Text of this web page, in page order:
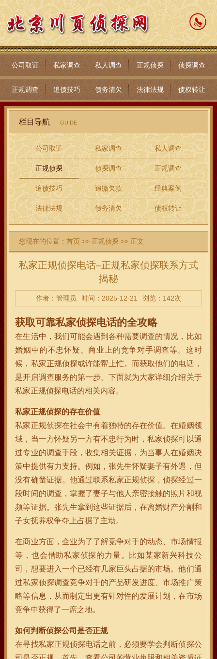
公司取证 私家调查 私人调查 正规侦探 侦探调查
正规调查 追债技巧 债务清欠 法律法规 债权转让
栏目导航 GUIDE
公司取证 私家调查 私人调查
正规侦探 侦探调查 正规调查
追债技巧 追缴欠款 经典案例
法律法规 债务清欠 债权转让
您现在的位置：首页 >> 正规侦探 >> 正文
私家正规侦探电话–正规私家侦探联系方式
揭秘
作者：管理员 时间：2025-12-21 浏览：142次
获取可靠私家侦探电话的全攻略
在生活中，我们可能会遇到各种需要调查的情况，比如
婚姻中的不忠怀疑、商业上的竞争对手调查等。这时
候，私家正规侦探或许能帮上忙。而获取他们的电话，
是开启调查服务的第一步。下面就为大家详细介绍关于
私家正规侦探电话的相关内容。
私家正规侦探的存在价值
私家正规侦探在社会中有着独特的存在价值。在婚姻领
域，当一方怀疑另一方有不忠行为时，私家侦探可以通
过专业的调查手段，收集相关证据，为当事人在婚姻决
策中提供有力支持。例如，张先生怀疑妻子有外遇，但
没有确凿证据。他通过联系私家正规侦探，侦探经过一
段时间的调查，掌握了妻子与他人亲密接触的照片和视
频等证据。张先生拿到这些证据后，在离婚财产分割和
子女抚养权争夺上占据了主动。
在商业方面，企业为了了解竞争对手的动态、市场情报
等，也会借助私家侦探的力量。比如某家新兴科技公
司，想要进入一个已经有几家巨头占据的市场。他们通
过私家侦探调查竞争对手的产品研发进度、市场推广策
略等信息，从而制定出更有针对性的发展计划，在市场
竞争中获得了一席之地。
如何判断侦探公司是否正规
在寻找私家正规侦探电话之前，必须要学会判断侦探公